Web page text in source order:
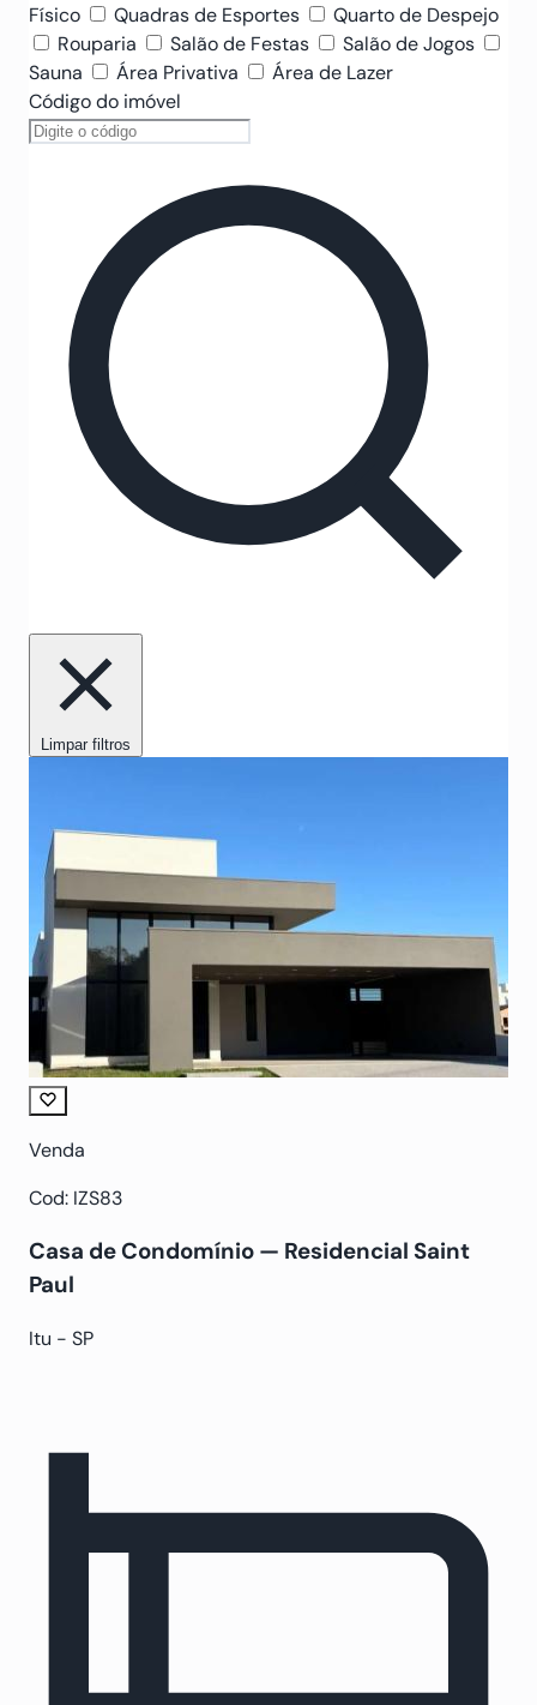
Físico
Quadras de Esportes
Quarto de Despejo
Rouparia
Salão de Festas
Salão de Jogos
Sauna
Área Privativa
Área de Lazer
Código do imóvel
Limpar filtros
Venda
Cod: IZS83
Casa de Condomínio — Residencial Saint
Paul
Itu - SP